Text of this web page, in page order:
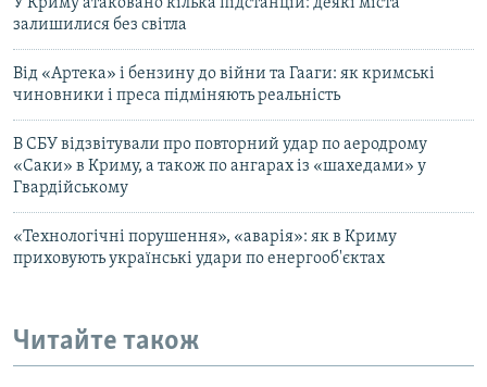
У Криму атаковано кілька підстанцій: деякі міста
залишилися без світла
Від «Артека» і бензину до війни та Гааги: як кримські
чиновники і преса підміняють реальність
В СБУ відзвітували про повторний удар по аеродрому
«Саки» в Криму, а також по ангарах із «шахедами» у
Гвардійському
«Технологічні порушення», «аварія»: як в Криму
приховують українські удари по енергооб'єктах
Читайте також